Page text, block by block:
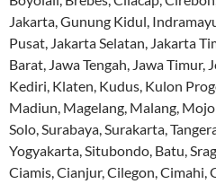
Jakarta, Gunung Kidul,
Pusat, Jakarta Selatan, Jakarta
Barat, Jawa Tengah, Jawa Timur,
Kediri, Klaten, Kudus, Kulon
Madiun, Magelang, Malang,
Solo, Surabaya, Surakarta,
Yogyakarta, Situbondo, Batu,
Ciamis, Cianjur, Cilegon, Cimahi,